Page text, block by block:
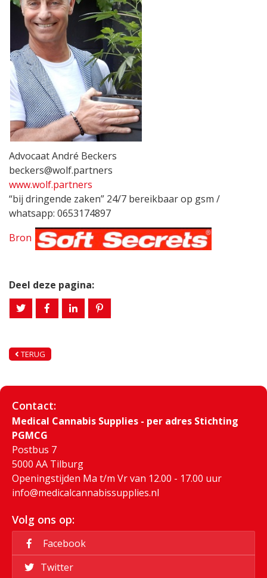
Advocaat André Beckers
beckers@wolf.partners
www.wolf.partners
“bij dringende zaken” 24/7 bereikbaar op gsm /
whatsapp: 0653174897
Bron
Deel deze pagina:
TERUG
Contact:
Medical Cannabis Supplies - per adres Stichting
PGMCG
Postbus 7
5000 AA Tilburg
Openingstijden Ma t/m Vr van 12.00 - 17.00 uur
info@medicalcannabissupplies.nl
Volg ons op:
Facebook
Twitter